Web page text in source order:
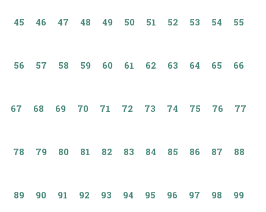
45 46 47 48 49 50 51 52 53 54 55
56 57 58 59 60 61 62 63 64 65 66
67 68 69 70 71 72 73 74 75 76 77
78 79 80 81 82 83 84 85 86 87 88
89 90 91 92 93 94 95 96 97 98 99